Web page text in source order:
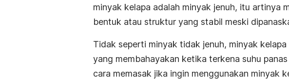
minyak kelapa adalah minyak jenuh, itu artinya
bentuk atau struktur yang stabil meski
Tidak seperti minyak tidak jenuh, minyak
yang membahayakan ketika terkena suhu
cara memasak jika ingin menggunakan minyak